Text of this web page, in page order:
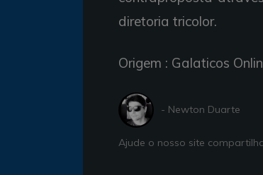
diretoria tricolor.
Origem : Galaticos
- Newton Duarte
Ajude o nosso site